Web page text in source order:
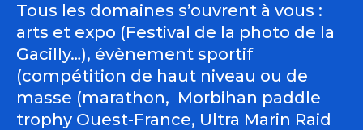
Tous les domaines s’ouvrent à vous :
arts et expo (Festival de la photo de la
Gacilly…), évènement sportif
(compétition de haut niveau ou de
masse (marathon, Morbihan paddle
trophy Ouest-France, Ultra Marin Raid